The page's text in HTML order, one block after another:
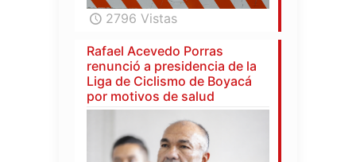
2796 Vistas
Rafael Acevedo Porras
renunció a presidencia de la
Liga de Ciclismo de Boyacá
por motivos de salud